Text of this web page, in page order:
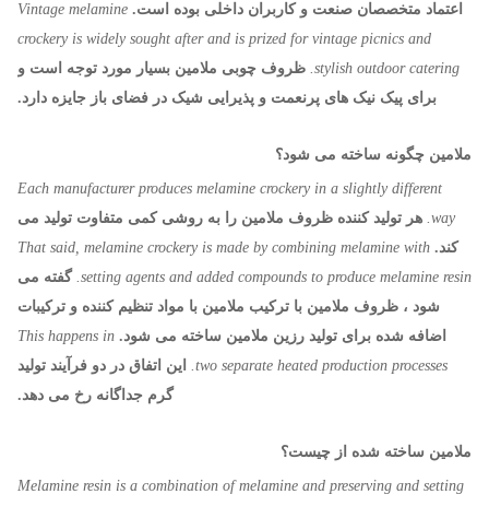
اعتماد متخصصان صنعت و کاربران داخلی بوده است. Vintage melamine
crockery is widely sought after and is prized for vintage picnics and
stylish outdoor catering. ظروف چوبی ملامین بسیار مورد توجه است و
برای پیک نیک های پرنعمت و پذیرایی شیک در فضای باز جایزه دارد.
ملامین چگونه ساخته می شود؟
Each manufacturer produces melamine crockery in a slightly different
way. هر تولید کننده ظروف ملامین را به روشی کمی متفاوت تولید می
کند. That said, melamine crockery is made by combining melamine with
setting agents and added compounds to produce melamine resin. گفته می
شود ، ظروف ملامین با ترکیب ملامین با مواد تنظیم کننده و ترکیبات
اضافه شده برای تولید رزین ملامین ساخته می شود. This happens in
two separate heated production processes.
این اتفاق در دو فرآیند تولید
گرم جداگانه رخ می دهد.
ملامین ساخته شده از چیست؟
Melamine resin is a combination of melamine and preserving and setting